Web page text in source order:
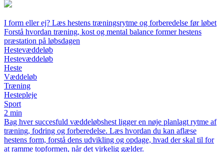
I form eller ej? Læs hestens træningsrytme og forberedelse før løbet
Forstå hvordan træning, kost og mental balance former hestens
præstation på løbsdagen
Hestevæddeløb
Hestevæddeløb
Heste
Væddeløb
Træning
Hestepleje
Sport
2 min
Bag hver succesfuld væddeløbshest ligger en nøje planlagt rytme af
træning, fodring og forberedelse. Læs hvordan du kan aflæse
hestens form, forstå dens udvikling og opdage, hvad der skal til for
at ramme topformen, når det virkelig gælder.